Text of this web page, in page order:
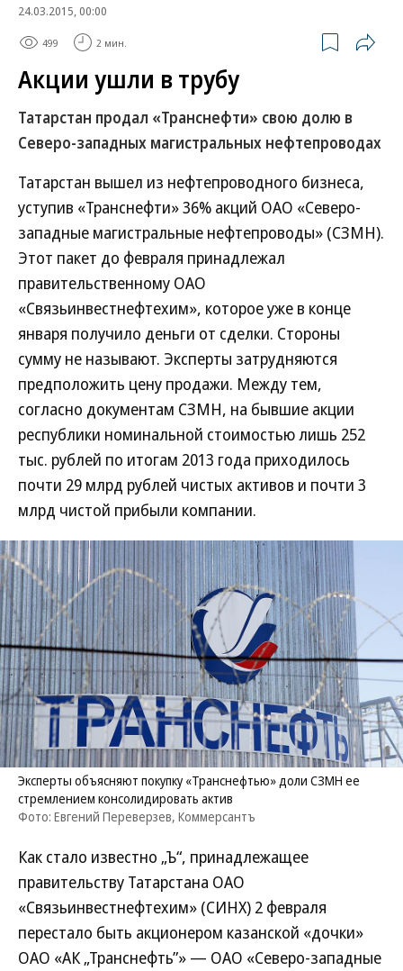
24.03.2015, 00:00
499 2 мин.
Акции ушли в трубу
Татарстан продал «Транснефти» свою долю в
Северо-западных магистральных нефтепроводах
Татарстан вышел из нефтепроводного бизнеса,
уступив «Транснефти» 36% акций ОАО «Северо-
западные магистральные нефтепроводы» (СЗМН).
Этот пакет до февраля принадлежал
правительственному ОАО
«Связьинвестнефтехим», которое уже в конце
января получило деньги от сделки. Стороны
сумму не называют. Эксперты затрудняются
предположить цену продажи. Между тем,
согласно документам СЗМН, на бывшие акции
республики номинальной стоимостью лишь 252
тыс. рублей по итогам 2013 года приходилось
почти 29 млрд рублей чистых активов и почти 3
млрд чистой прибыли компании.
Эксперты объясняют покупку «Транснефтью» доли СЗМН ее
стремлением консолидировать актив
Фото: Евгений Переверзев, Коммерсантъ
Как стало известно „Ъ“, принадлежащее
правительству Татарстана ОАО
«Связьинвестнефтехим» (СИНХ) 2 февраля
перестало быть акционером казанской «дочки»
ОАО «АК „Транснефть”» — ОАО «Северо-западные